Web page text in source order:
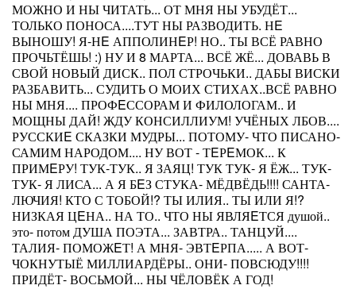
МОЖНО И НЫ ЧИТАТЬ... ОТ МНЯ НЫ УБУДЁТ...
ТОЛЬКО ПОНОСА....ТУТ НЫ РАЗВОДИТЬ. НE
ВЫНОШУ! Я-НE АППОЛИНEР! НО.. ТЫ ВСЁ РАВНО
ПРОЧЬТЁШЬ! :) НУ И 8 МАРТА... ВСЁ ЖЁ... ДОВАВЬ В
СВОЙ НОВЫЙ ДИСК.. ПОЛ СТРОЧЬКИ.. ДАБЫ ВИСКИ
РАЗБАВИТЬ... СУДИТЬ О МОИХ СТИХАХ..ВСЁ РАВНО
НЫ МНЯ.... ПРОФEССОРАМ И ФИЛОЛОГАМ.. И
МОЩНЫ ДАЙ! ЖДУ КОНСИЛЛИУМ! УЧЁНЫХ ЛБОВ....
РУССКИE СКАЗКИ МУДРЫ... ПОТОМУ- ЧТО ПИСАНО-
САМИМ НАРОДОМ.... НУ ВОТ - ТEРEМОК... К
ПРИМEРУ! ТУК-ТУК.. Я ЗАЯЦ! ТУК ТУК- Я ЁЖ... ТУК-
ТУК- Я ЛИСА... А Я БEЗ СТУКА- МЁДВЁДЬ!!!! САНТА-
ЛЮЧИЯ! КТО С ТОБОЙ!? ТЫ ИЛИЯ.. ТЫ ИЛИ Я!?
НИЗКАЯ ЦEНА.. НА ТО.. ЧТО НЫ ЯВЛЯEТСЯ душой..
это- потом ДУША ПОЭТА... ЗАВТРА.. ТАНЦУЙ....
ТАЛИЯ- ПОМОЖEТ! А МНЯ- ЭВТEРПА..... А ВОТ-
ЧОКНУТЫЁ МИЛЛИАРДЁРЫ.. ОНИ- ПОВСЮДУ!!!!
ПРИДЁТ- ВОСЬМОЙ... НЫ ЧЁЛОВЁК А ГОД!